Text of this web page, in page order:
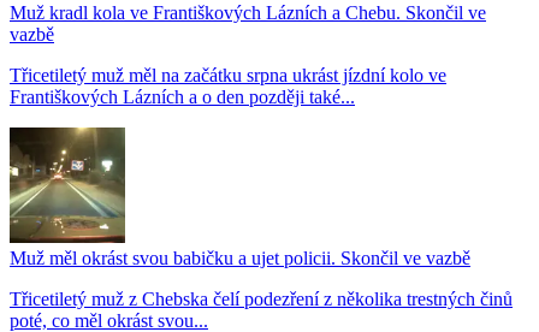
Muž kradl kola ve Františkových Lázních a Chebu. Skončil ve
vazbě
Třicetiletý muž měl na začátku srpna ukrást jízdní kolo ve
Františkových Lázních a o den později také...
Muž měl okrást svou babičku a ujet policii. Skončil ve vazbě
Třicetiletý muž z Chebska čelí podezření z několika trestných činů
poté, co měl okrást svou...